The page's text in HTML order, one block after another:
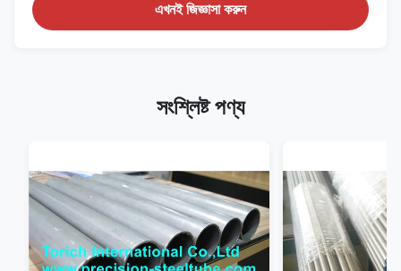
এখনই জিজ্ঞাসা করুন
সংশ্লিষ্ট পণ্য